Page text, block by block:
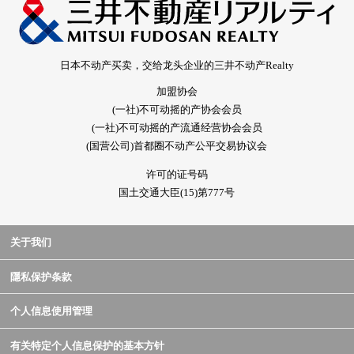
日本不动产买卖，交给龙头企业的三井不动产Realty
加盟协会
(一社)不可动摇的产协会会员
(一社)不可动摇的产流通经营协会会员
(国营公司)首都圈不动产公平交易协议会
许可的证号码
国土交通大臣(15)第777号
关于我们
隱私保护条款
个人信息使用管理
有关特定个人信息保护的基本方针